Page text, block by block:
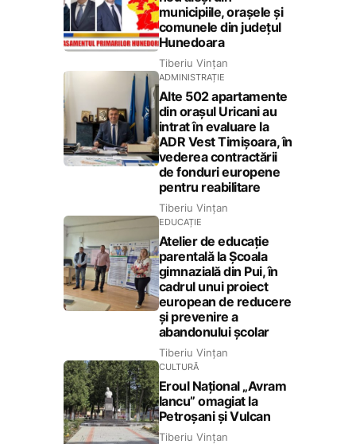
municipiile, orașele și
comunele din județul
Hunedoara
Tiberiu Vințan
ADMINISTRAȚIE
Alte 502 apartamente
din orașul Uricani au
intrat în evaluare la
ADR Vest Timișoara, în
vederea contractării
de fonduri europene
pentru reabilitare
Tiberiu Vințan
EDUCAȚIE
Atelier de educație
parentală la Școala
gimnazială din Pui, în
cadrul unui proiect
european de reducere
și prevenire a
abandonului școlar
Tiberiu Vințan
CULTURĂ
Eroul Național „Avram
Iancu” omagiat la
Petroșani și Vulcan
Tiberiu Vințan